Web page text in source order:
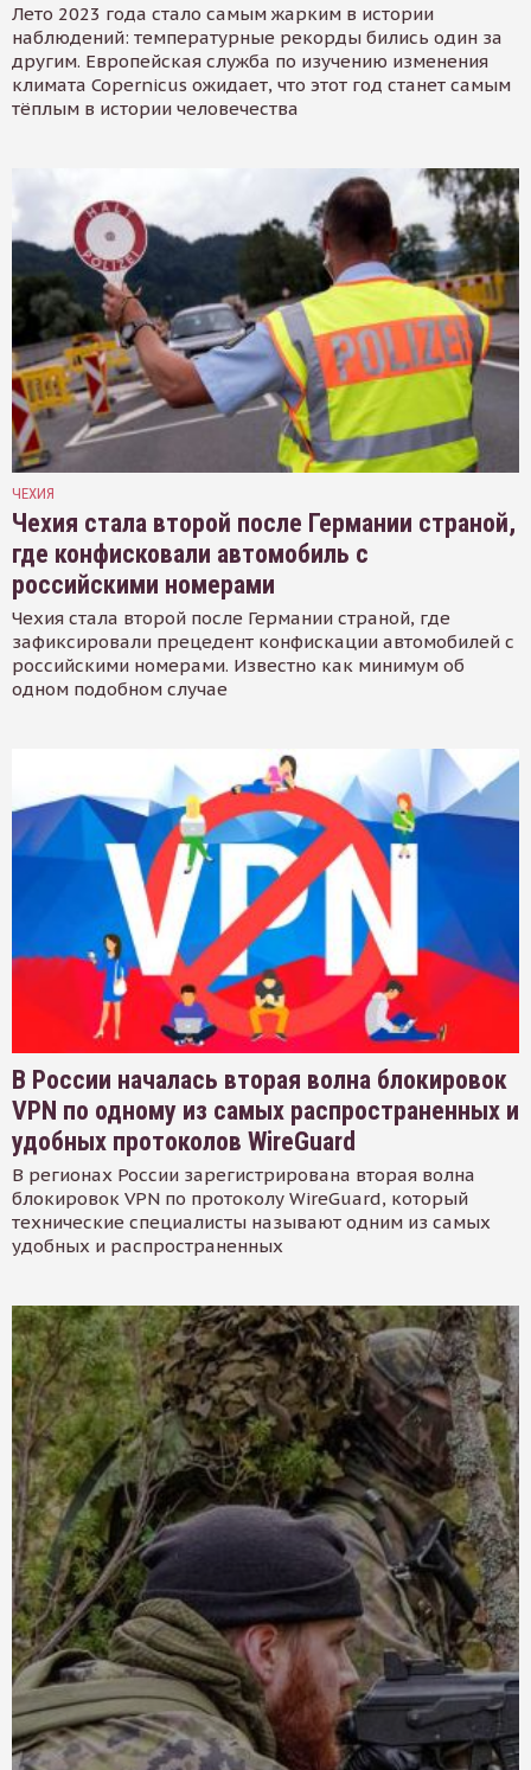
Лето 2023 года стало самым жарким в истории
наблюдений: температурные рекорды бились один за
другим. Европейская служба по изучению изменения
климата Copernicus ожидает, что этот год станет самым
тёплым в истории человечества
ЧЕХИЯ
Чехия стала второй после Германии страной,
где конфисковали автомобиль с
российскими номерами
Чехия стала второй после Германии страной, где
зафиксировали прецедент конфискации автомобилей с
российскими номерами. Известно как минимум об
одном подобном случае
В России началась вторая волна блокировок
VPN по одному из самых распространенных и
удобных протоколов WireGuard
В регионах России зарегистрирована вторая волна
блокировок VPN по протоколу WireGuard, который
технические специалисты называют одним из самых
удобных и распространенных